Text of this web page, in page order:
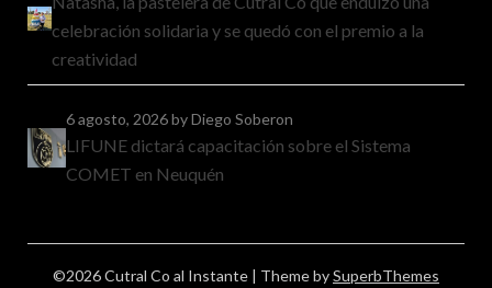
celebración solidaria y se quedó con el premio a la
creatividad
6 agosto, 2026by Diego Soberon
LIFUNE dictará capacitación sobre el Sistema
COMET en Neuquén
©2026 Cutral Co al Instante | Theme bySuperbThemes